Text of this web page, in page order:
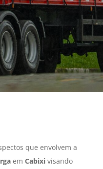
que envolvem a
em Cabixivisando